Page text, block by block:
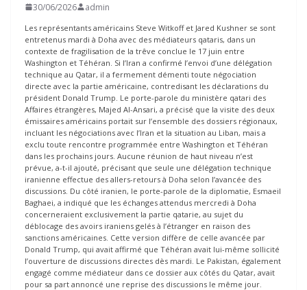
30/06/2026 admin
Les représentants américains Steve Witkoff et Jared Kushner se sont
entretenus mardi à Doha avec des médiateurs qataris, dans un
contexte de fragilisation de la trêve conclue le 17 juin entre
Washington et Téhéran. Si l’Iran a confirmé l’envoi d’une délégation
technique au Qatar, il a fermement démenti toute négociation
directe avec la partie américaine, contredisant les déclarations du
président Donald Trump. Le porte-parole du ministère qatari des
Affaires étrangères, Majed Al-Ansari, a précisé que la visite des deux
émissaires américains portait sur l’ensemble des dossiers régionaux,
incluant les négociations avec l’Iran et la situation au Liban, mais a
exclu toute rencontre programmée entre Washington et Téhéran
dans les prochains jours. Aucune réunion de haut niveau n’est
prévue, a-t-il ajouté, précisant que seule une délégation technique
iranienne effectue des allers-retours à Doha selon l’avancée des
discussions. Du côté iranien, le porte-parole de la diplomatie, Esmaeil
Baghaei, a indiqué que les échanges attendus mercredi à Doha
concerneraient exclusivement la partie qatarie, au sujet du
déblocage des avoirs iraniens gelés à l’étranger en raison des
sanctions américaines. Cette version diffère de celle avancée par
Donald Trump, qui avait affirmé que Téhéran avait lui-même sollicité
l’ouverture de discussions directes dès mardi. Le Pakistan, également
engagé comme médiateur dans ce dossier aux côtés du Qatar, avait
pour sa part annoncé une reprise des discussions le même jour.